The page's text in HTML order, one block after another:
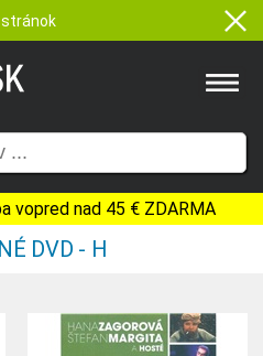
vopred nad 45 € ZDARMA
DVD - H